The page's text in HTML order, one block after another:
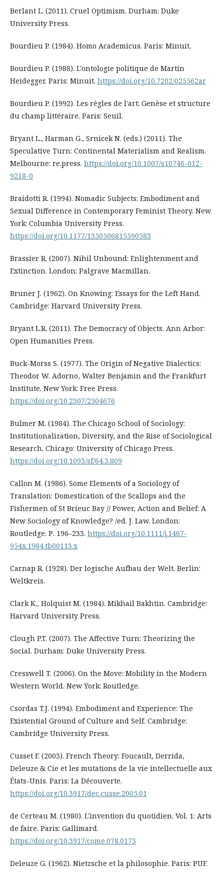
Berlant L. (2011). Cruel Optimism. Durham: Duke
University Press.
Bourdieu P. (1984). Homo Academicus. Paris: Minuit.
Bourdieu P. (1988). L'ontologie politique de Martin
Heidegger. Paris: Minuit. https://doi.org/10.7202/025562ar
Bourdieu P. (1992). Les règles de l'art: Genèse et structure
du champ littéraire. Paris: Seuil.
Bryant L., Harman G., Srnicek N. (eds.) (2011). The
Speculative Turn: Continental Materialism and Realism.
Melbourne: re.press. https://doi.org/10.1007/s10746-012-
9218-0
Braidotti R. (1994). Nomadic Subjects: Embodiment and
Sexual Difference in Contemporary Feminist Theory. New
York: Columbia University Press.
https://doi.org/10.1177/1350506815590583
Brassier R. (2007). Nihil Unbound: Enlightenment and
Extinction. London: Palgrave Macmillan.
Bruner J. (1962). On Knowing: Essays for the Left Hand.
Cambridge: Harvard University Press.
Bryant L.R. (2011). The Democracy of Objects. Ann Arbor:
Open Humanities Press.
Buck-Morss S. (1977). The Origin of Negative Dialectics:
Theodor W. Adorno, Walter Benjamin and the Frankfurt
Institute. New York: Free Press.
https://doi.org/10.2307/2504676
Bulmer M. (1984). The Chicago School of Sociology:
Institutionalization, Diversity, and the Rise of Sociological
Research. Chicago: University of Chicago Press.
https://doi.org/10.1093/sf/64.3.809
Callon M. (1986). Some Elements of a Sociology of
Translation: Domestication of the Scallops and the
Fishermen of St Brieuc Bay // Power, Action and Belief: A
New Sociology of Knowledge? /ed. J. Law. London:
Routledge. Р. 196–233. https://doi.org/10.1111/j.1467-
954x.1984.tb00113.x
Carnap R. (1928). Der logische Aufbau der Welt. Berlin:
Weltkreis.
Clark K., Holquist M. (1984). Mikhail Bakhtin. Cambridge:
Harvard University Press.
Clough P.T. (2007). The Affective Turn: Theorizing the
Social. Durham: Duke University Press.
Cresswell T. (2006). On the Move: Mobility in the Modern
Western World. New York: Routledge.
Csordas T.J. (1994). Embodiment and Experience: The
Existential Ground of Culture and Self. Cambridge:
Cambridge University Press.
Cusset F. (2003). French Theory: Foucault, Derrida,
Deleuze & Cie et les mutations de la vie intellectuelle aux
États-Unis. Paris: La Découverte.
https://doi.org/10.3917/dec.cusse.2005.01
de Certeau M. (1980). L'invention du quotidien. Vol. 1: Arts
de faire. Paris: Gallimard.
https://doi.org/10.3917/come.078.0173
Deleuze G. (1962). Nietzsche et la philosophie. Paris: PUF.